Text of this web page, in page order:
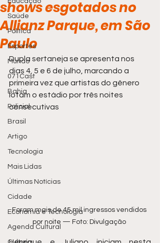
Saúde
Política
Esportes
Mundo
071Cast
Bahia
Policial
Brasil
Artigo
Tecnologia
Mais Lidas
Últimas Notícias
Cidade
Economia e Tecnologia
Agenda Cultural
shows esgotados no
Allianz Parque, em São
Paulo
Dupla sertaneja se apresenta nos
dias 4, 5 e 6 de julho, marcando a
primeira vez que artistas do gênero
lotam o estádio por três noites
consecutivas
Foram mais de 45 mil ingressos vendidos
por noite — Foto: Divulgação